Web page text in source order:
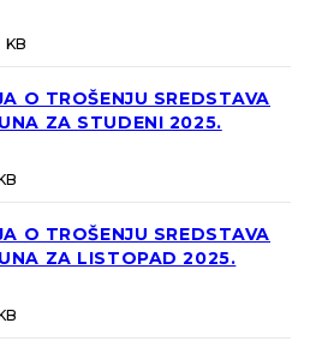
KB
O TROŠENJU SREDSTAVA
ZA STUDENI 2025.
O TROŠENJU SREDSTAVA
ZA LISTOPAD 2025.